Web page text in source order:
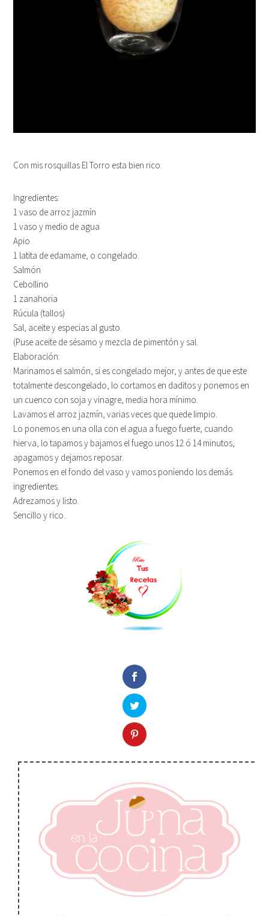
Con mis rosquillas El Torro esta bien rico.
Ingredientes:
1 vaso de arroz jazmín
1 vaso y medio de agua
Apio
1 latita de edamame, o congelado.
Salmón
Cebollino
1 zanahoria
Rúcula (tallos)
Sal, aceite y especias al gusto.
(Puse aceite de sésamo y mezcla de pimentón y sal.
Elaboración:
Marinamos el salmón, si es congelado mejor, y antes de que este
totalmente descongelado, lo cortamos en daditos y ponemos en
un cuenco con soja y vinagre, media hora mínimo.
Lavamos el arroz jazmín, varias veces que quede limpio.
Lo ponemos en una olla con el agua a fuego fuerte, cuando
hierva, lo tapamos y bajamos el fuego unos 12 ó 14 minutos,
apagamos y dejamos reposar.
Ponemos en el fondo del vaso y vamos poniendo los demás
ingredientes.
Adrezamos y listo.
Sencillo y rico.